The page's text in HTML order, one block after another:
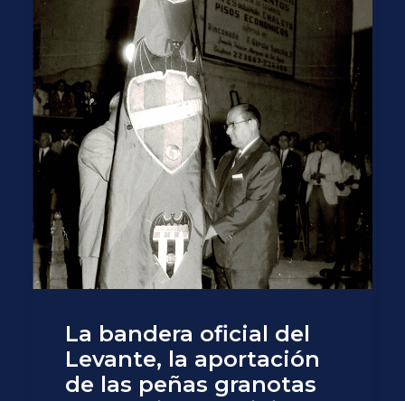
La bandera oficial del
Levante, la aportación
de las peñas granotas